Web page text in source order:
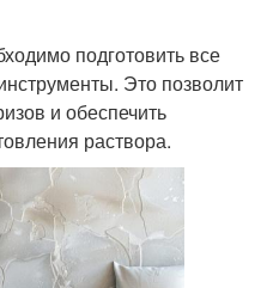
подготовить все
Это позволит
и обеспечить
раствора.